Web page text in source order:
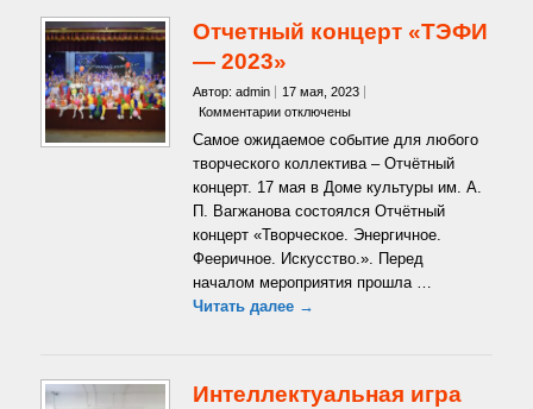
Отчетный концерт «ТЭФИ
— 2023»
Автор: admin
17 мая, 2023
Комментариик
Отчетный
концерт
«ТЭФИ
—
2023»
отключены
Самое ожидаемое событие для любого
творческого коллектива – Отчётный
концерт. 17 мая в Доме культуры им. А.
П. Вагжанова состоялся Отчётный
концерт «Творческое. Энергичное.
Фееричное. Искусство.». Перед
началом мероприятия прошла …
Читать далее →
Интеллектуальная игра